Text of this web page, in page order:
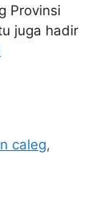
Provinsi
juga hadir
caleg,